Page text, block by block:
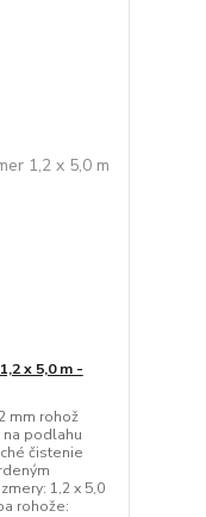
x 5,0 m -
mm rohož
podlahu
čistenie
1,2 x 5,0
rohože: